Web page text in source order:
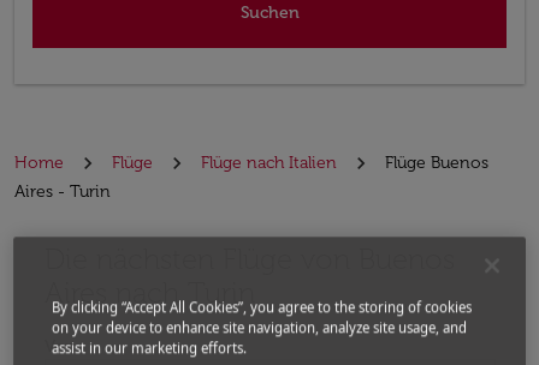
Suchen
Home Flüge Flüge nach Italien
Flüge Buenos
Aires - Turin
Aires nach Turin
Von
By clicking “Accept All Cookies”, you agree to the storing of cookies
on your device to enhance site navigation, analyze site usage, and
assist in our marketing efforts.